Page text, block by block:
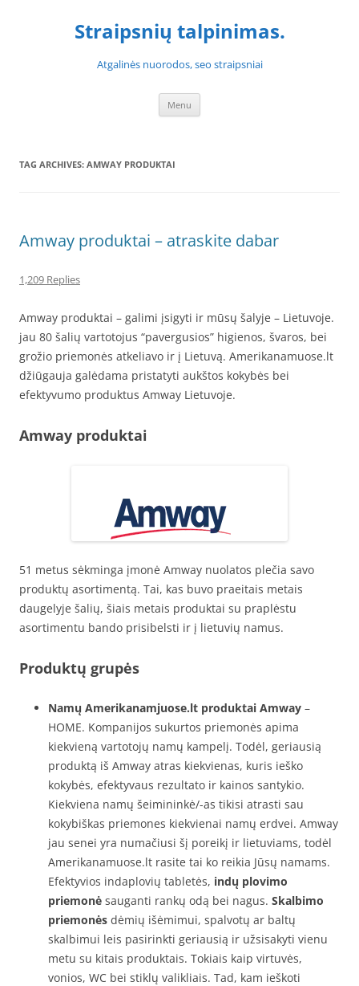
Straipsnių talpinimas.
Atgalinės nuorodos, seo straipsniai
Menu
TAG ARCHIVES: AMWAY PRODUKTAI
Amway produktai – atraskite dabar
1,209 Replies
Amway produktai – galimi įsigyti ir mūsų šalyje – Lietuvoje.
jau 80 šalių vartotojus “pavergusios” higienos, švaros, bei
grožio priemonės atkeliavo ir į Lietuvą. Amerikanamuose.lt
džiūgauja galėdama pristatyti aukštos kokybės bei
efektyvumo produktus Amway Lietuvoje.
Amway produktai
51 metus sėkminga įmonė Amway nuolatos plečia savo
produktų asortimentą. Tai, kas buvo praeitais metais
daugelyje šalių, šiais metais produktai su praplėstu
asortimentu bando prisibelsti ir į lietuvių namus.
Produktų grupės
Namų Amerikanamjuose.lt produktai Amway –
HOME. Kompanijos sukurtos priemonės apima
kiekvieną vartotojų namų kampelį. Todėl, geriausią
produktą iš Amway atras kiekvienas, kuris ieško
kokybės, efektyvaus rezultato ir kainos santykio.
Kiekviena namų šeimininkė/-as tikisi atrasti sau
kokybiškas priemones kiekvienai namų erdvei. Amway
jau senei yra numačiusi šį poreikį ir lietuviams, todėl
Amerikanamuose.lt rasite tai ko reikia Jūsų namams.
Efektyvios indaplovių tabletės, indų plovimo
priemonė sauganti rankų odą bei nagus. Skalbimo
priemonės dėmių išėmimui, spalvotų ar baltų
skalbimui leis pasirinkti geriausią ir užsisakyti vienu
metu su kitais produktais. Tokiais kaip virtuvės,
vonios, WC bei stiklų valikliais. Tad, kam ieškoti